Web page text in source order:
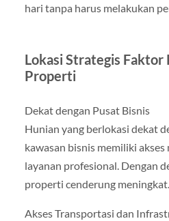
hari tanpa harus melakukan
Lokasi Strategis Faktor
Properti
Dekat dengan Pusat Bisnis
Hunian yang berlokasi dekat
kawasan bisnis memiliki
layanan profesional. Dengan
properti cenderung meningkat.
Akses Transportasi dan